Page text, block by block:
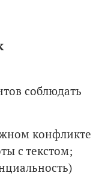
соблюдать
конфликте
с текстом;